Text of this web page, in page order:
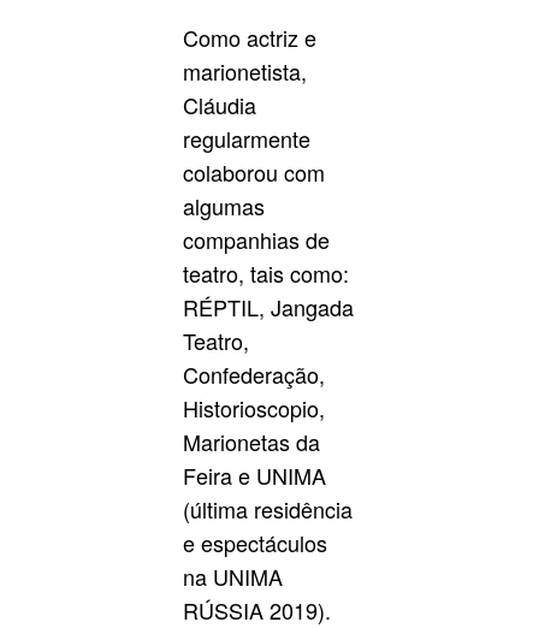
Como actriz e
marionetista,
Cláudia
regularmente
colaborou com
algumas
companhias de
teatro, tais como:
RÉPTIL, Jangada
Teatro,
Confederação,
Historioscopio,
Marionetas da
Feira e UNIMA
(última residência
e espectáculos
na UNIMA
RÚSSIA 2019).